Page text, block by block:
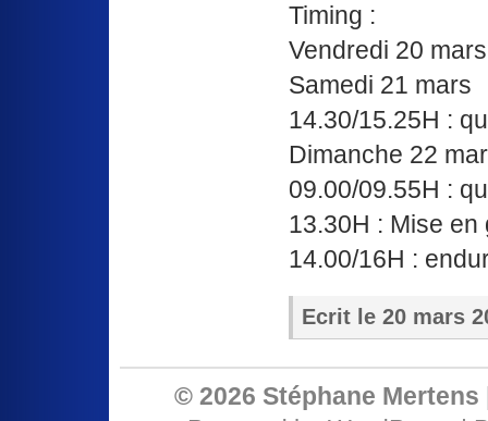
Timing :
Vendredi 20
Samedi 21 mars
14.30/15.25H :
Dimanche 22
09.00/09.55H :
13.30H : Mise
14.00/16H :
Ecrit le 20 mars
© 2026 Stéphane